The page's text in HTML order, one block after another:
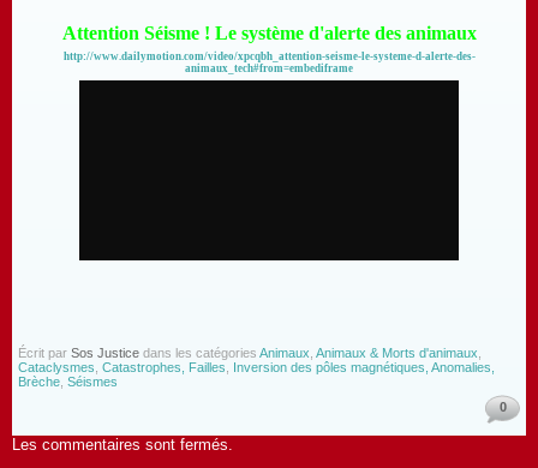
Attention Séisme ! Le système d'alerte des animaux
http://www.dailymotion.com/video/xpcqbh_attention-seisme-le-systeme-d-alerte-des-
animaux_tech#from=embediframe
Écrit par Sos Justice dans les catégories Animaux, Animaux & Morts d'animaux,
Cataclysmes, Catastrophes, Failles, Inversion des pôles magnétiques, Anomalies,
Brèche, Séismes
0
Les commentaires sont fermés.